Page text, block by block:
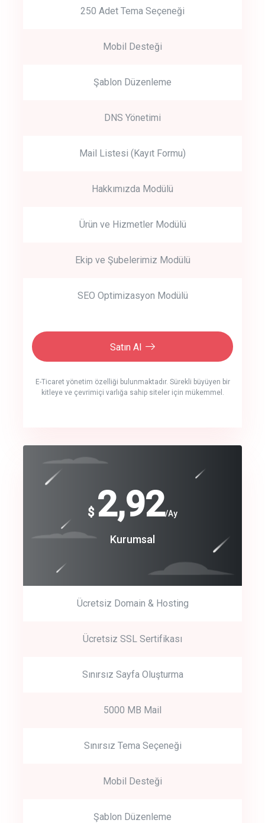
250 Adet Tema Seçeneği
Mobil Desteği
Şablon Düzenleme
DNS Yönetimi
Mail Listesi (Kayıt Formu)
Hakkımızda Modülü
Ürün ve Hizmetler Modülü
Ekip ve Şubelerimiz Modülü
SEO Optimizasyon Modülü
Satın Al
E-Ticaret yönetim özelliği bulunmaktadır. Sürekli büyüyen bir
kitleye ve çevrimiçi varlığa sahip siteler için mükemmel.
crm auto cync
track energy costs
Get Started
Start by trying our service for 30 days free trial no credit card
$ 2,92/Ay
Kurumsal
Ücretsiz Domain & Hosting
Ücretsiz SSL Sertifikası
Sınırsız Sayfa Oluşturma
5000 MB Mail
Sınırsız Tema Seçeneği
Mobil Desteği
Şablon Düzenleme
$
240
Coroprate